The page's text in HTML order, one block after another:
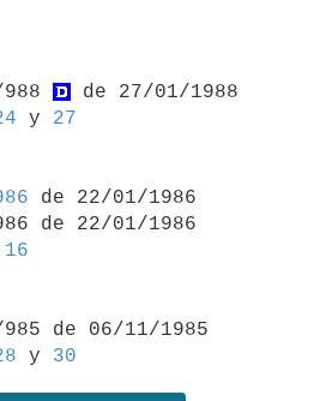
de 27/01/1988
y 27
de 22/01/1986
de 22/01/1986
16
de 06/11/1985
y 30